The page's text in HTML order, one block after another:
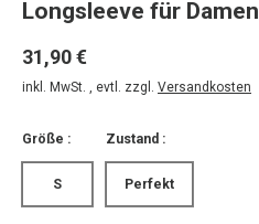
Longsleeve für Damen
31,90 €
inkl. MwSt. , evtl. zzgl. Versandkosten
Größe :
S
Zustand :
Perfekt